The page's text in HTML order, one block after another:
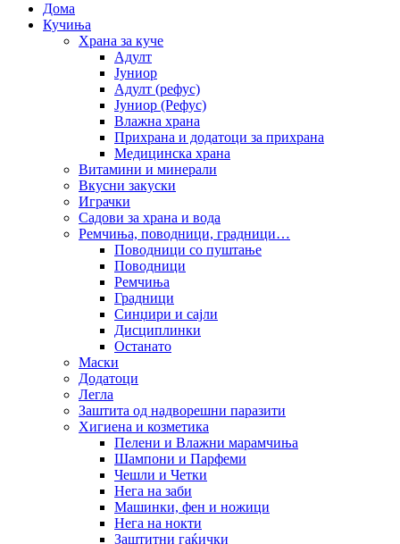
Дома
Кучиња
Храна за куче
Адулт
Јуниор
Адулт (рефус)
Јуниор (Рефус)
Влажна храна
Прихрана и додатоци за прихрана
Медицинска храна
Витамини и минерали
Вкусни закуски
Играчки
Садови за храна и вода
Ремчиња, поводници, градници…
Поводници со пуштање
Поводници
Ремчиња
Градници
Синџири и сајли
Дисциплинки
Останато
Маски
Додатоци
Легла
Заштита од надворешни паразити
Хигиена и козметика
Пелени и Влажни марамчиња
Шампони и Парфеми
Чешли и Четки
Нега на заби
Машинки, фен и ножици
Нега на нокти
Заштитни гаќички